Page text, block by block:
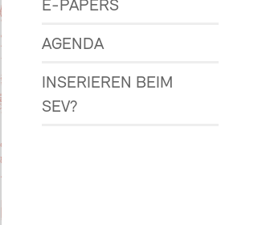
E-PAPERS
AGENDA
INSERIEREN BEIM
SEV?